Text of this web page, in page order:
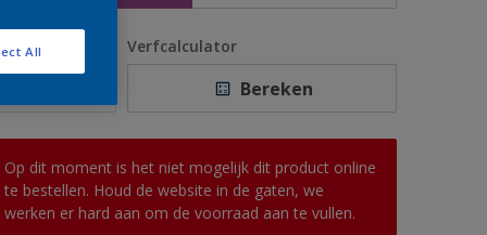
Verfcalculator
Bereken
Op dit moment is het niet mogelijk dit product online
te bestellen. Houd de website in de gaten, we
werken er hard aan om de voorraad aan te vullen.
All